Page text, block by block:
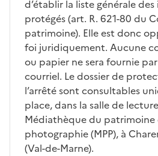
d’établir la liste générale
protégés (art. R. 621-80 du
patrimoine). Elle est donc
foi juridiquement. Aucune
ou papier ne sera fournie
courriel. Le dossier de
l’arrêté sont consultables
place, dans la salle de
Médiathèque du patrimoine
photographie (MPP), à
(Val-de-Marne).